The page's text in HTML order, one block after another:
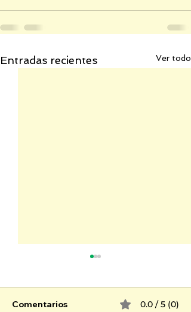
Entradas recientes Ver todo
Comentarios 0.0 / 5 (0)